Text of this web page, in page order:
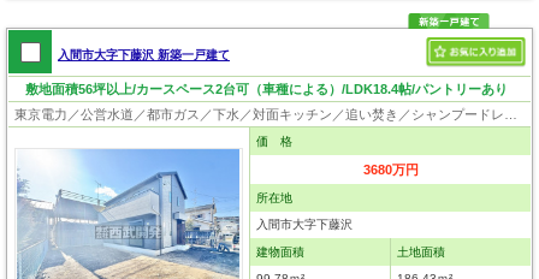
入間市大字下藤沢 新築一戸建て
敷地面積56坪以上/カースペース2台可（車種による）/LDK18.4帖/パントリーあり
価 格
3680万円
所在地
入間市大字下藤沢
建物面積 土地面積